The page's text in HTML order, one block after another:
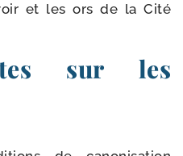
et les ors de la Cité
sur les